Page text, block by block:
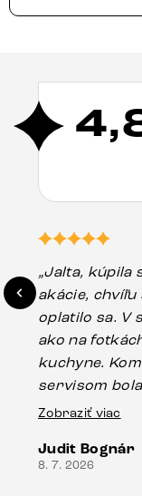
„Jalta, kúpila
akácie, chvíľu
oplatilo sa. V
ako na
kuchyne.
servisom
stola bolo
Vincze pri
veľmi
Zobraziť viac
Judit Bognár
8. 7. 2026